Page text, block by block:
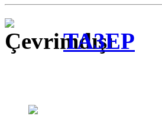
TA3EP